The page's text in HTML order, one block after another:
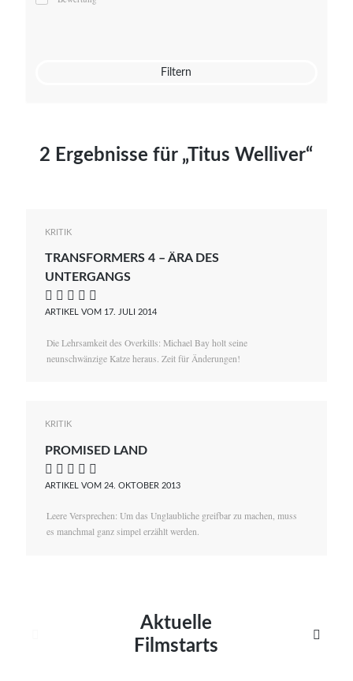
Mato von Vogelstein
Filtern
2 Ergebnisse für „Titus Welliver“
KRITIK
TRANSFORMERS 4 – ÄRA DES
UNTERGANGS
    
ARTIKEL VOM 17. JULI 2014
Die Lehrsamkeit des Overkills: Michael Bay holt seine
neunschwänzige Katze heraus. Zeit für Änderungen!
KRITIK
PROMISED LAND
    
ARTIKEL VOM 24. OKTOBER 2013
Leere Versprechen: Um das Unglaubliche greifbar zu machen, muss
es manchmal ganz simpel erzählt werden.
Aktuelle
Filmstarts
